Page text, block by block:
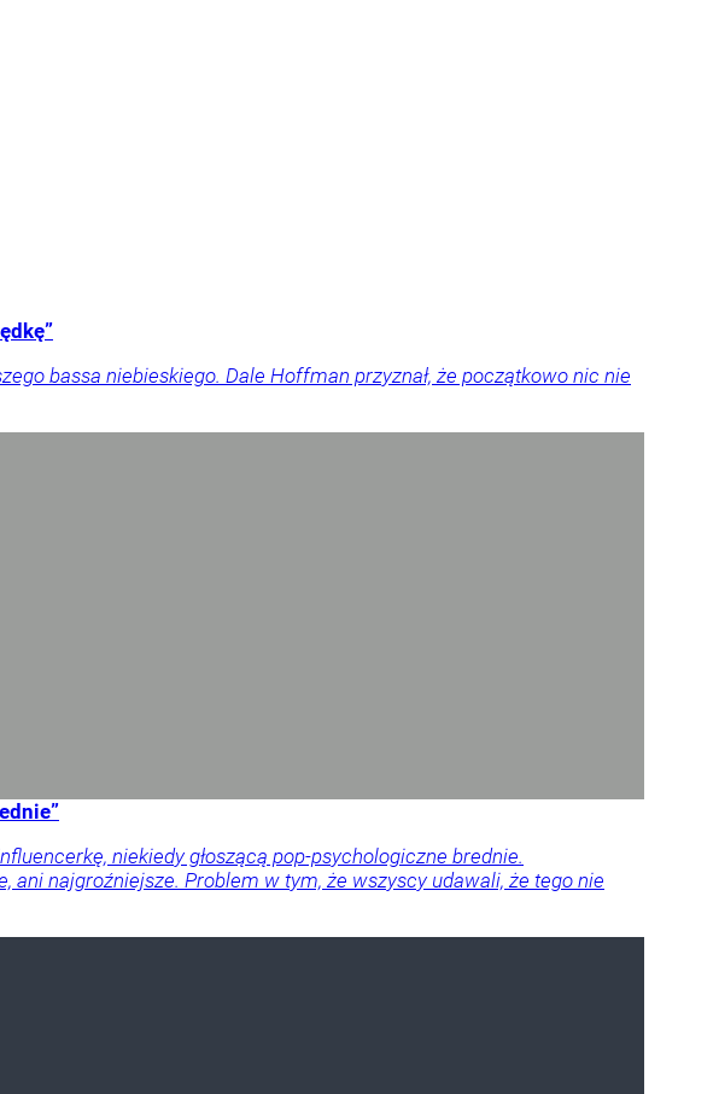
bassa niebieskiego. Dale Hoffman przyznał, że początkowo nic nie
niekiedy głoszącą pop-psychologiczne brednie.
ani najgroźniejsze. Problem w tym, że wszyscy udawali, że tego nie